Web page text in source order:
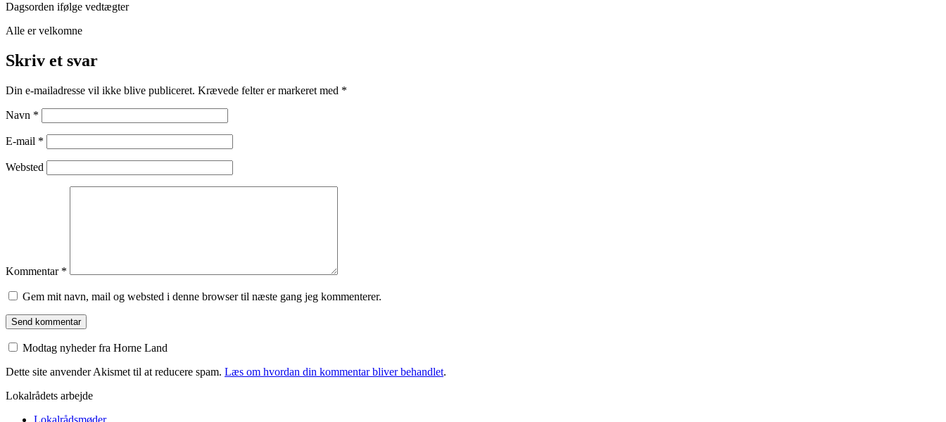
Dagsorden ifølge vedtægter
Alle er velkomne
Skriv et svar
Din e-mailadresse vil ikke blive publiceret. Krævede felter er markeret med *
Navn *
E-mail *
Websted
Kommentar *
Gem mit navn, mail og websted i denne browser til næste gang jeg kommenterer.
Modtag nyheder fra Horne Land
Dette site anvender Akismet til at reducere spam. Læs om hvordan din kommentar bliver behandlet.
Lokalrådets arbejde
Lokalrådsmøder